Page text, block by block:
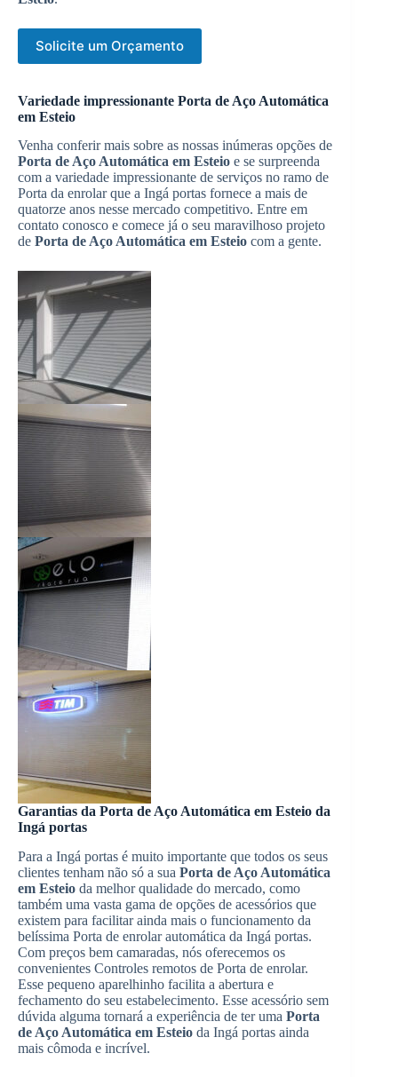
Solicite um Orçamento
Variedade impressionante Porta de Aço Automática
em Esteio
Venha conferir mais sobre as nossas inúmeras opções de
Porta de Aço Automática em Esteio e se surpreenda
com a variedade impressionante de serviços no ramo de
Porta da enrolar que a Ingá portas fornece a mais de
quatorze anos nesse mercado competitivo. Entre em
contato conosco e comece já o seu maravilhoso projeto
de Porta de Aço Automática em Esteio com a gente.
Garantias da Porta de Aço Automática em Esteio da
Ingá portas
Para a Ingá portas é muito importante que todos os seus
clientes tenham não só a sua Porta de Aço Automática
em Esteio da melhor qualidade do mercado, como
também uma vasta gama de opções de acessórios que
existem para facilitar ainda mais o funcionamento da
belíssima Porta de enrolar automática da Ingá portas.
Com preços bem camaradas, nós oferecemos os
convenientes Controles remotos de Porta de enrolar.
Esse pequeno aparelhinho facilita a abertura e
fechamento do seu estabelecimento. Esse acessório sem
dúvida alguma tornará a experiência de ter uma Porta
de Aço Automática em Esteio da Ingá portas ainda
mais cômoda e incrível.